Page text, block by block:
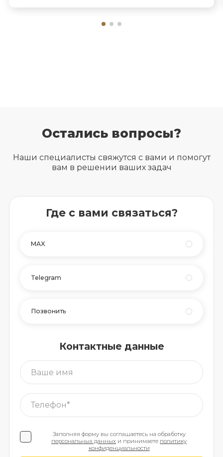
Остались вопросы?
Наши специалисты свяжутся с вами и помогут
вам в решении ваших задач
Где с вами связаться?
MAX
Telegram
Позвонить
Контактные данные
Заполняя форму вы соглашаетесь на обработку
персональных данных и принимаете политику
конфиденциальности